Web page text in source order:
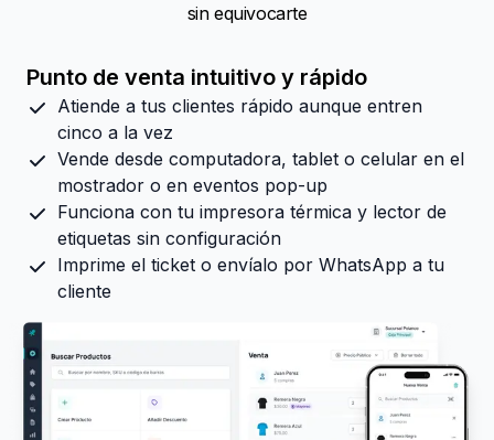
sin equivocarte
Punto de venta intuitivo y rápido
Atiende a tus clientes rápido aunque entren
cinco a la vez
Vende desde computadora, tablet o celular en el
mostrador o en eventos pop-up
Funciona con tu impresora térmica y lector de
etiquetas sin configuración
Imprime el ticket o envíalo por WhatsApp a tu
cliente